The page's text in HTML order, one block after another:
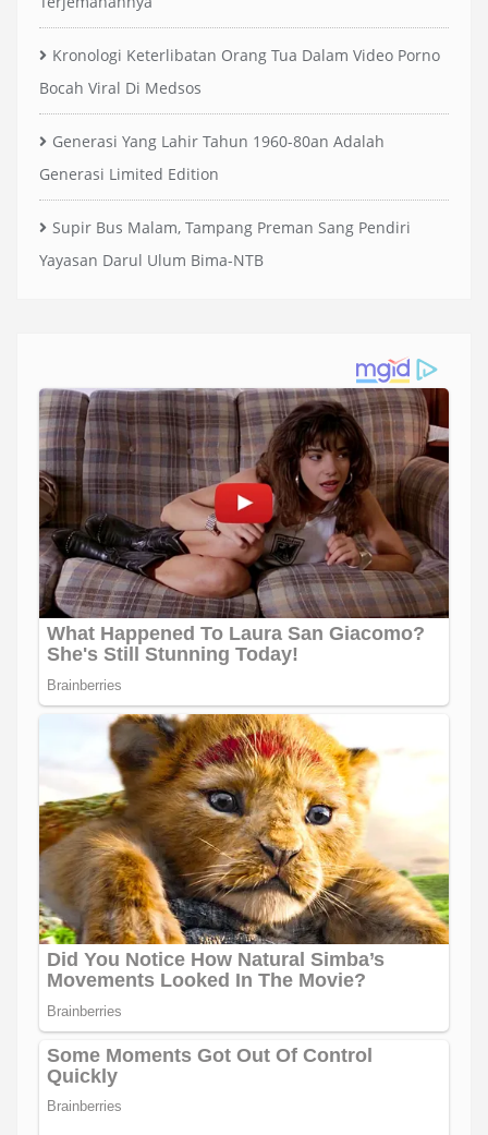
Kronologi Keterlibatan Orang Tua Dalam Video Porno
Bocah Viral Di Medsos
Generasi Yang Lahir Tahun 1960-80an Adalah
Generasi Limited Edition
Supir Bus Malam, Tampang Preman Sang Pendiri
Yayasan Darul Ulum Bima-NTB